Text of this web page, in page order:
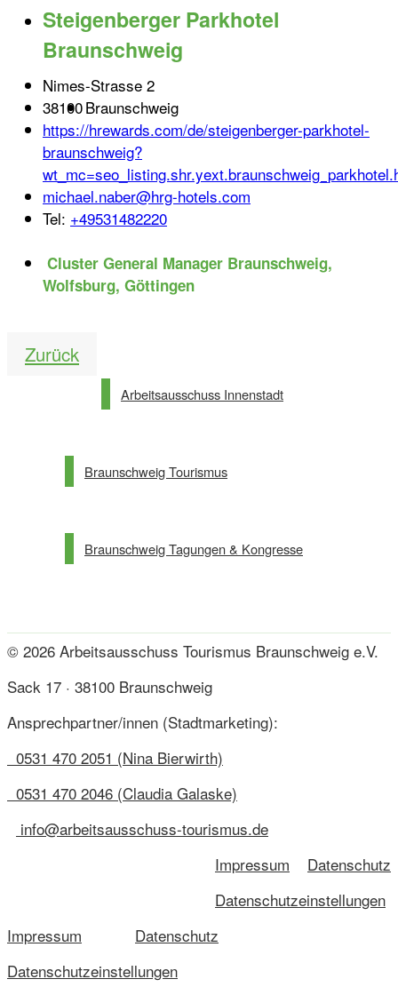
Steigenberger Parkhotel
Braunschweig
Nimes-Strasse 2
38100Braunschweig
https://hrewards.com/de/steigenberger-parkhotel-
braunschweig?
michael.naber@hrg-hotels.com
Tel: +49531482220
Cluster General Manager Braunschweig,
Wolfsburg, Göttingen
Zurück
Arbeitsausschuss Innenstadt
Braunschweig Tourismus
Braunschweig Tagungen & Kongresse
© 2026 Arbeitsausschuss Tourismus Braunschweig e.V.
Sack 17 · 38100 Braunschweig
Ansprechpartner/innen (Stadtmarketing):
0531 470 2051 (Nina Bierwirth)
0531 470 2046 (Claudia Galaske)
info@arbeitsausschuss-tourismus.de
Impressum
Datenschutz
Datenschutzeinstellungen
Impressum
Datenschutz
Datenschutzeinstellungen